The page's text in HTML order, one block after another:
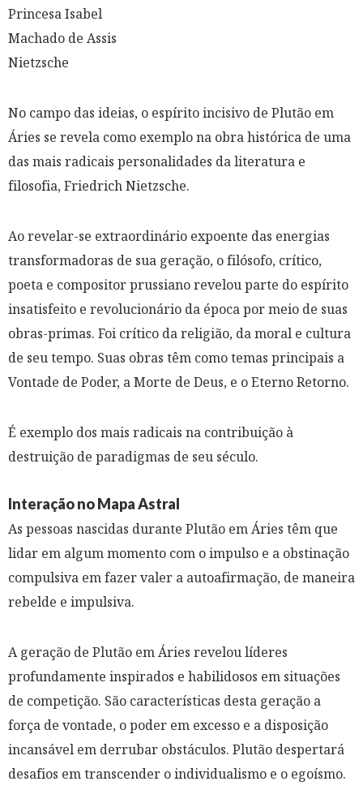
Princesa Isabel
Machado de Assis
Nietzsche
No campo das ideias, o espírito incisivo de Plutão em
Áries se revela como exemplo na obra histórica de uma
das mais radicais personalidades da literatura e
filosofia, Friedrich Nietzsche.
Ao revelar-se extraordinário expoente das energias
transformadoras de sua geração, o filósofo, crítico,
poeta e compositor prussiano revelou parte do espírito
insatisfeito e revolucionário da época por meio de suas
obras-primas. Foi crítico da religião, da moral e cultura
de seu tempo. Suas obras têm como temas principais a
Vontade de Poder, a Morte de Deus, e o Eterno Retorno.
É exemplo dos mais radicais na contribuição à
destruição de paradigmas de seu século.
Interação no Mapa Astral
As pessoas nascidas durante Plutão em Áries têm que
lidar em algum momento com o impulso e a obstinação
compulsiva em fazer valer a autoafirmação, de maneira
rebelde e impulsiva.
A geração de Plutão em Áries revelou líderes
profundamente inspirados e habilidosos em situações
de competição. São características desta geração a
força de vontade, o poder em excesso e a disposição
incansável em derrubar obstáculos. Plutão despertará
desafios em transcender o individualismo e o egoísmo.